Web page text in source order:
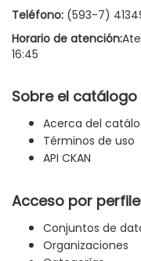
Teléfono: (593-7)
Horario de atención:
16:45
Sobre el catálogo
Acerca del
Términos de uso
API CKAN
Acceso por
Conjuntos de
Organizaciones